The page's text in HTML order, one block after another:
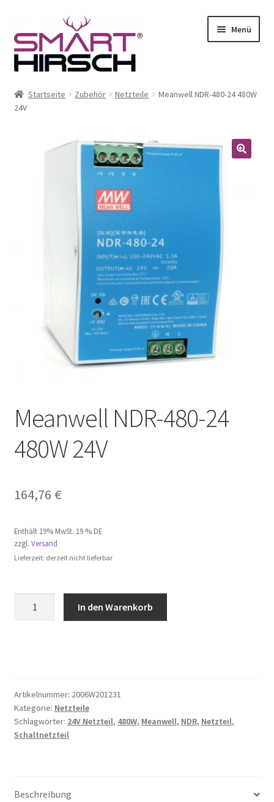
Menü
Startseite Zubehör Netzteile
Meanwell NDR-480-24 480W
24V
Meanwell NDR-480-24
480W 24V
164,76 €
Enthält 19% MwSt. 19 % DE
zzgl. Versand
Lieferzeit: derzeit nicht lieferbar
Menge
In den Warenkorb
Artikelnummer: 2006W201231
Kategorie: Netzteile
Schlagwörter: 24V Netzteil, 480W, Meanwell, NDR, Netzteil,
Schaltnetzteil
Beschreibung